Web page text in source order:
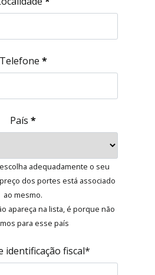
Telefone *
País *
adequadamente o seu
dos portes está associado
ao mesmo.
apareça na lista, é porque não
para esse país
identificação fiscal*